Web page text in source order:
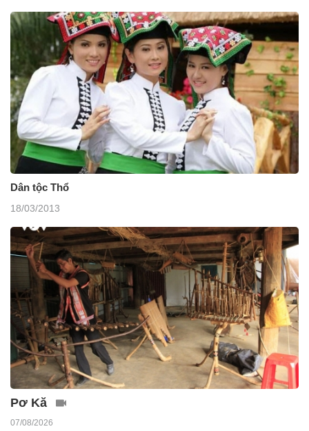
Dân tộc Thổ
18/03/2013
Pơ Kă
07/08/2026